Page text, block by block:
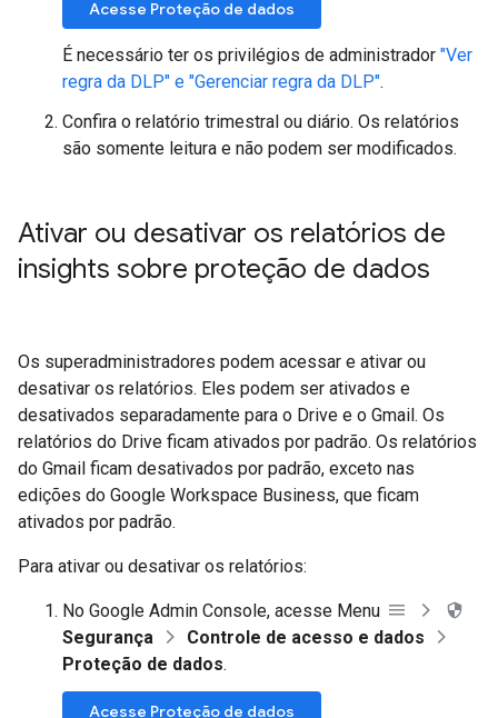
Acesse Proteção de dados
É necessário ter os privilégios de administrador "Ver
regra da DLP" e "Gerenciar regra da DLP".
Confira o relatório trimestral ou diário. Os relatórios
são somente leitura e não podem ser modificados.
Ativar ou desativar os relatórios de
insights sobre proteção de dados
Os superadministradores podem acessar e ativar ou
desativar os relatórios. Eles podem ser ativados e
desativados separadamente para o Drive e o Gmail. Os
relatórios do Drive ficam ativados por padrão. Os relatórios
do Gmail ficam desativados por padrão, exceto nas
edições do Google Workspace Business, que ficam
ativados por padrão.
Para ativar ou desativar os relatórios:
No Google Admin Console, acesse Menu
Segurança
Controle de acesso e dados
Proteção de dados.
Acesse Proteção de dados